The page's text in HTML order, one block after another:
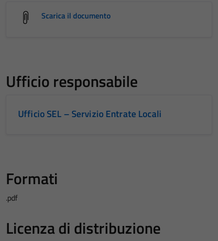
Scarica il documento
Ufficio responsabile
Ufficio SEL – Servizio Entrate Locali
Formati
.pdf
Licenza di distribuzione